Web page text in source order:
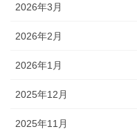
2026年3月
2026年2月
2026年1月
2025年12月
2025年11月